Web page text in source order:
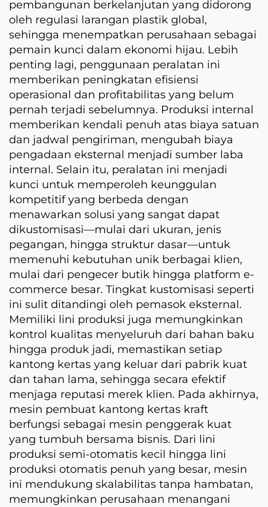
pembangunan berkelanjutan yang didorong
oleh regulasi larangan plastik global,
sehingga menempatkan perusahaan sebagai
pemain kunci dalam ekonomi hijau. Lebih
penting lagi, penggunaan peralatan ini
memberikan peningkatan efisiensi
operasional dan profitabilitas yang belum
pernah terjadi sebelumnya. Produksi internal
memberikan kendali penuh atas biaya satuan
dan jadwal pengiriman, mengubah biaya
pengadaan eksternal menjadi sumber laba
internal. Selain itu, peralatan ini menjadi
kunci untuk memperoleh keunggulan
kompetitif yang berbeda dengan
menawarkan solusi yang sangat dapat
dikustomisasi—mulai dari ukuran, jenis
pegangan, hingga struktur dasar—untuk
memenuhi kebutuhan unik berbagai klien,
mulai dari pengecer butik hingga platform e-
commerce besar. Tingkat kustomisasi seperti
ini sulit ditandingi oleh pemasok eksternal.
Memiliki lini produksi juga memungkinkan
kontrol kualitas menyeluruh dari bahan baku
hingga produk jadi, memastikan setiap
kantong kertas yang keluar dari pabrik kuat
dan tahan lama, sehingga secara efektif
menjaga reputasi merek klien. Pada akhirnya,
mesin pembuat kantong kertas kraft
berfungsi sebagai mesin penggerak kuat
yang tumbuh bersama bisnis. Dari lini
produksi semi-otomatis kecil hingga lini
produksi otomatis penuh yang besar, mesin
ini mendukung skalabilitas tanpa hambatan,
memungkinkan perusahaan menangani